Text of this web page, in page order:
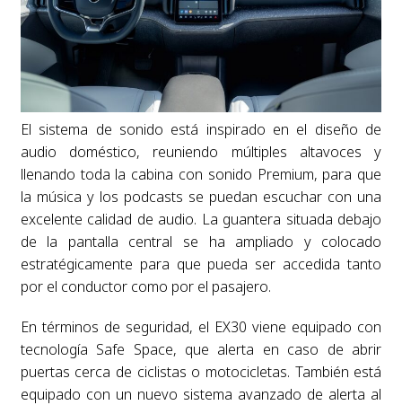
El sistema de sonido está inspirado en el diseño de
audio doméstico, reuniendo múltiples altavoces y
llenando toda la cabina con sonido Premium, para que
la música y los podcasts se puedan escuchar con una
excelente calidad de audio. La guantera situada debajo
de la pantalla central se ha ampliado y colocado
estratégicamente para que pueda ser accedida tanto
por el conductor como por el pasajero.
En términos de seguridad, el EX30 viene equipado con
tecnología Safe Space, que alerta en caso de abrir
puertas cerca de ciclistas o motocicletas. También está
equipado con un nuevo sistema avanzado de alerta al